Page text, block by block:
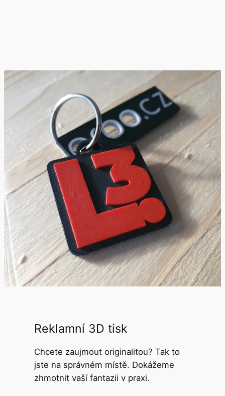
Reklamní 3D tisk
Chcete zaujmout originalitou? Tak to
jste na správném místě. Dokážeme
zhmotnit vaší fantazii v praxi.